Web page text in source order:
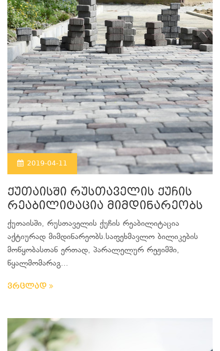
2019-04-11
ქუთაისში რუსთაველის ქუჩის
რეაბილიტაცია მიმდინარეობს
ქუთაისში, რუსთაველის ქუჩის რეაბილიტაცია
აქტიურად მიმდინარეობს.საფეხმავლო ბილიკების
მოწყობასთან ერთად, პარალელურ რეჟიმში,
წყალმომარაგ...
ვრცლად